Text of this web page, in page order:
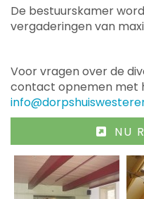
De bestuurskamer
vergaderingen van
Voor vragen over de
contact opnemen met
NU